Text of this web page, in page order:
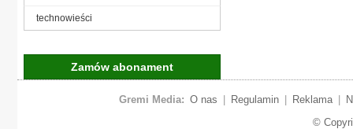
technowieści
Zamów abonament
Gremi Media: O nas Regulamin Reklama
©